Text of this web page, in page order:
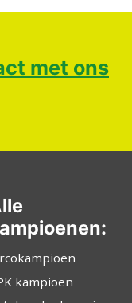
met ons
kampioen